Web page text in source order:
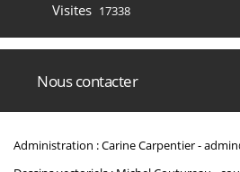
Visites 17338
Nous contacter
Administration : Carine Carpentier -